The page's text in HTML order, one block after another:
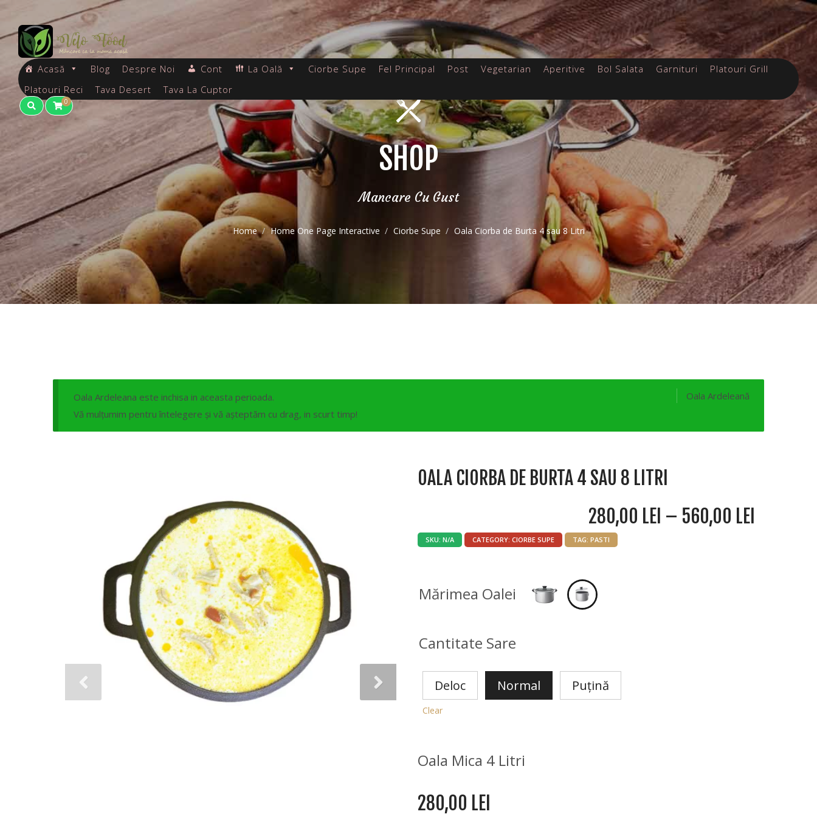
SHOP
Mancare Cu Gust
Home Home One Page Interactive Ciorbe Supe Oala Ciorba de Burta 4 sau 8 Litri
Acasă Blog Despre Noi Cont La Oală Ciorbe Supe Fel Principal Post Vegetarian Aperitive Bol Salata Garnituri
Platouri Grill
Platouri Reci
Tava Desert Tava La Cuptor
0
Oala Ardeleană
Oala Ardeleana este inchisa in aceasta perioada.
Vă mulțumim pentru întelegere și vă așteptăm cu drag, in scurt timp!
OALA CIORBA DE BURTA 4 SAU 8 LITRI
280,00 LEI – 560,00 LEI
SKU: N/A CATEGORY: CIORBE SUPE TAG: PASTI
Mărimea Oalei
Cantitate Sare
Deloc Normal Puțină
Clear
Oala Mica 4 Litri
280,00 LEI